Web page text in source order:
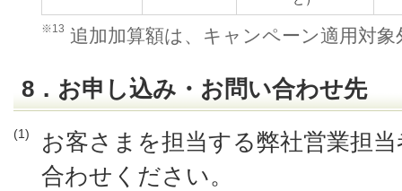
※13 追加加算額は、キャンペーン適用対
8．お申し込み・お問い合わせ先
(1)
お客さまを担当する弊社営業担
合わせください。